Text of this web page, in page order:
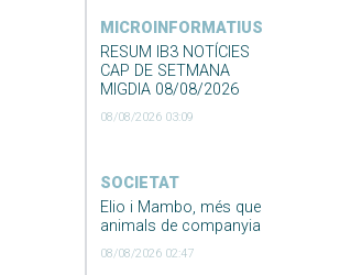
MICROINFORMATIUS
RESUM IB3 NOTÍCIES
CAP DE SETMANA
MIGDIA 08/08/2026
08/08/2026 03:09
SOCIETAT
Elio i Mambo, més que
animals de companyia
08/08/2026 02:47